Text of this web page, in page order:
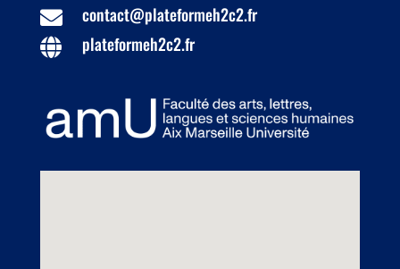
 contact@plateformeh2c2.fr
 plateformeh2c2.fr